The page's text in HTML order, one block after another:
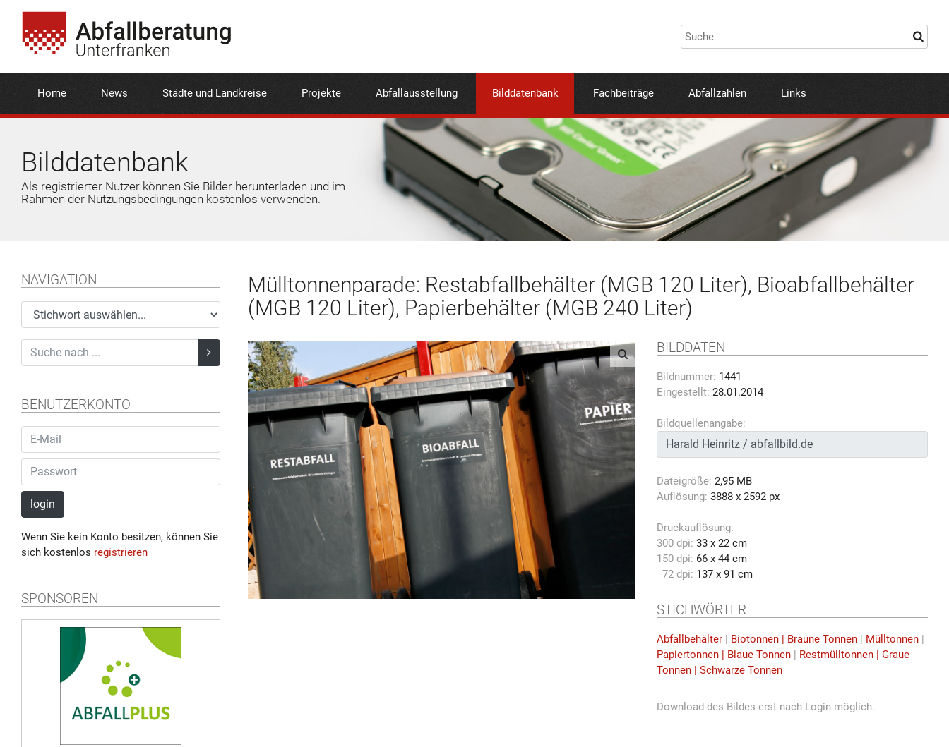
Home News Städte und Landkreise Projekte Abfallausstellung Bilddatenbank Fachbeiträge Abfallzahlen Links
Bilddatenbank
Als registrierter Nutzer können Sie Bilder herunterladen und im
Rahmen der Nutzungsbedingungen kostenlos verwenden.
NAVIGATION
BENUTZERKONTO
login
Wenn Sie kein Konto besitzen, können Sie
sich kostenlos registrieren
SPONSOREN
Mülltonnenparade: Restabfallbehälter (MGB 120 Liter), Bioabfallbehälter
(MGB 120 Liter), Papierbehälter (MGB 240 Liter)
BILDDATEN
Bildnummer: 1441
Eingestellt: 28.01.2014
Bildquellenangabe:
Dateigröße: 2,95 MB
Auflösung: 3888 x 2592 px
Druckauflösung:
300 dpi: 33 x 22 cm
150 dpi: 66 x 44 cm
72 dpi: 137 x 91 cm
STICHWÖRTER
Abfallbehälter | Biotonnen | Braune Tonnen | Mülltonnen |
Papiertonnen | Blaue Tonnen | Restmülltonnen | Graue
Tonnen | Schwarze Tonnen
Download des Bildes erst nach Login möglich.